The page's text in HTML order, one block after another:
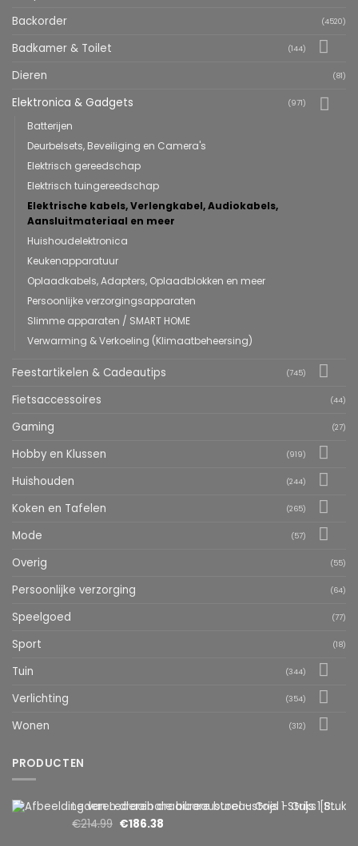
Backorder
(4520)
Badkamer & Toilet (144)
Dieren (81)
Elektronica & Gadgets (971)
Batterijen
Deurbelsets, Beveiliging en Camera's
Elektrisch gereedschap
Elektrisch tuingereedschap
Elektrische kabels, Verlengkabel, Audiokabels,
Aansluitmateriaal en meer
Huishoudelektronica
Keukenapparatuur
Oplaadkabels, Adapters, Oplaadblokken en meer
Persoonlijke verzorgingsapparaten
Slimme apparaten / SMART HOME
Verwarming & Verkoeling (Klimaatbeheersing)
Feestartikelen & Cadeautips (745)
Fietsaccessoires (44)
Gaming (27)
Hobby en Klussen (919)
Huishouden (244)
Koken en Tafelen (265)
Mode (57)
Overig (55)
Persoonlijke verzorging (64)
Speelgoed (77)
Sport (18)
Tuin (344)
Verlichting (354)
Wonen (312)
PRODUCTEN
Lederen draaibare bureaustoel – Grijs 1 Stuks [BMD1107GY]
€214.99 €186.38